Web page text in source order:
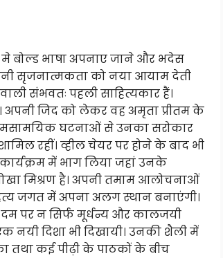
बोल्ड भाषा अपनाए जाने और भदेस
सृजनात्मकता को नया आयाम देती
संभवतः पहली साहित्यकार हैं।
अपनी जिद को लेकर वह अमृता प्रीतम के
घटनाओं से उनका सरोकार
रहीं। व्हील चेयर पर होने के बाद भी
में भाग लिया जहां उनके
मिश्रण है। अपनी तमाम आलोचनाओं
जगत में अपना अलग स्थान बनाएंगी।
पर न सिर्फ मूर्धन्य और कालजयी
नयी दिशा भी दिखायी। उनकी शैली में
तथा कई पीढ़ी के पाठकों के बीच